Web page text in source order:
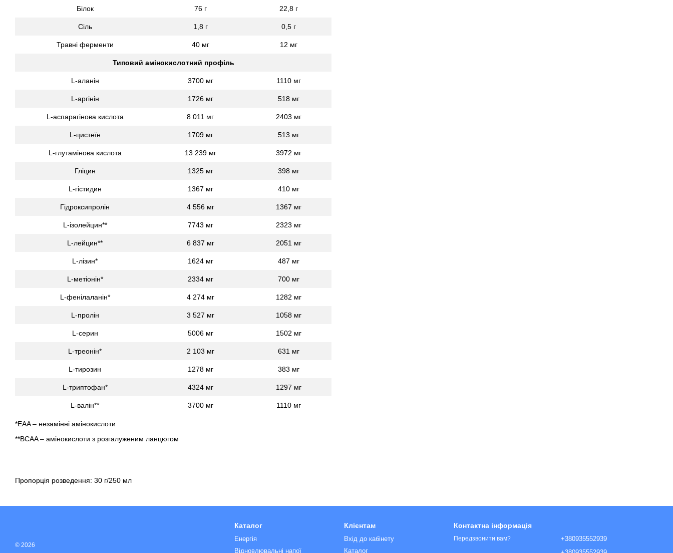
Білок 76 г 22,8 г
Сіль 1,8 г 0,5 г
Травні ферменти 40 мг 12 мг
Типовий амінокислотний профіль
L-аланін 3700 мг 1110 мг
L-аргінін 1726 мг 518 мг
L-аспарагінова кислота 8 011 мг 2403 мг
L-цистеїн 1709 мг 513 мг
L-глутамінова кислота 13 239 мг 3972 мг
Гліцин 1325 мг 398 мг
L-гістидин 1367 мг 410 мг
Гідроксипролін 4 556 мг 1367 мг
L-ізолейцин** 7743 мг 2323 мг
L-лейцин** 6 837 мг 2051 мг
L-лізин* 1624 мг 487 мг
L-метіонін* 2334 мг 700 мг
L-фенілаланін* 4 274 мг 1282 мг
L-пролін 3 527 мг 1058 мг
L-серин 5006 мг 1502 мг
L-треонін* 2 103 мг 631 мг
L-тирозин 1278 мг 383 мг
L-триптофан* 4324 мг 1297 мг
L-валін** 3700 мг 1110 мг
*EAA – незамінні амінокислоти
**BCAA – амінокислоти з розгалуженим ланцюгом
Пропорція розведення: 30 г/250 мл
© 2026
Каталог
Енергія
Відновлювальні напої
Клієнтам
Вхід до кабінету
Каталог
Контактна інформація
Передзвонити вам?
+380935552939